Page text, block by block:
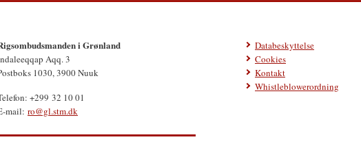
i Grønland
Aqq. 3
1030, 3900 Nuuk
+299 32 10 01
mail: ro@gl.stm.dk
Databeskyttelse
Cookies
Kontakt
Whistleblowerordning